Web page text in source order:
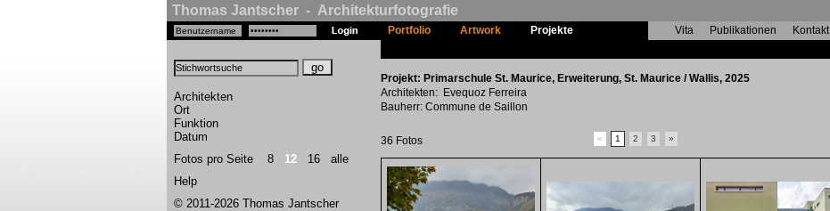
Thomas Jantscher - Architekturfotografie
Architekten
Ort
Funktion
Datum
Fotos pro Seite 8 12 16
alle
Help
© 2011-2026 Thomas Jantscher
Portfolio Artwork Projekte Vita Publikationen Kontakt
Projekt: Primarschule St. Maurice, Erweiterung, St. Maurice / Wallis, 2025
Architekten: Evequoz Ferreira
Bauherr: Commune de Saillon
36 Fotos « 1 2 3 »